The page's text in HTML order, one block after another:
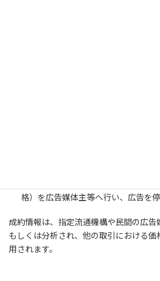
格）を広告媒体主等へ行い、広告を停
成約情報は、指定流通機構や民間の広告
もしくは分析され、他の取引における価
用されます。